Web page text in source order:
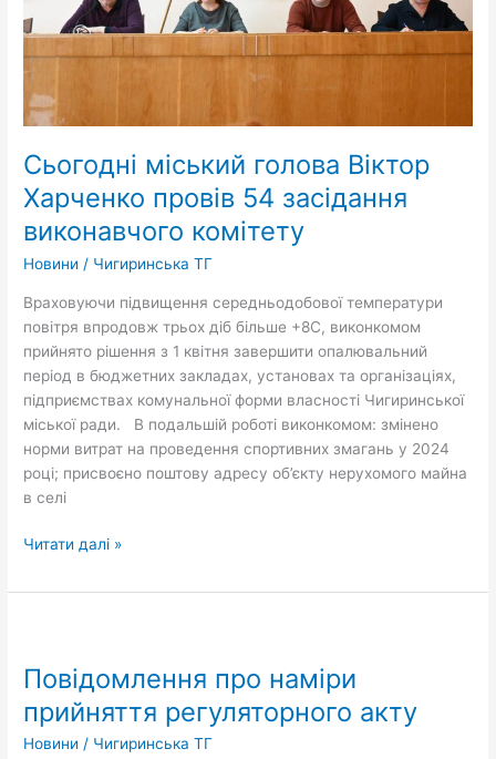
Сьогодні міський голова Віктор
Харченко провів 54 засідання
виконавчого комітету
Новини / Чигиринська ТГ
Враховуючи підвищення середньодобової температури
повітря впродовж трьох діб більше +8С, виконкомом
прийнято рішення з 1 квітня завершити опалювальний
період в бюджетних закладах, установах та організаціях,
підприємствах комунальної форми власності Чигиринської
міської ради. В подальшій роботі виконкомом: змінено
норми витрат на проведення спортивних змагань у 2024
році; присвоєно поштову адресу об’єкту нерухомого майна
в селі
засідання
виконавчого
комітету
Читати далі »
Повідомлення про наміри
прийняття регуляторного акту
Новини / Чигиринська ТГ
наміри
прийняття
регуляторного
акту